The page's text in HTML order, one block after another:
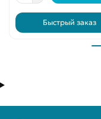
Быстрый заказ